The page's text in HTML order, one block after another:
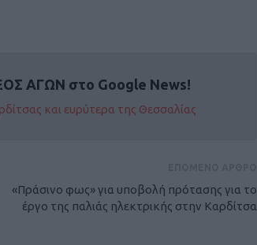
ΑΓΩΝ στο Google News!
και ευρύτερα της Θεσσαλίας
«Πράσινο φως» για υποβολή πρότασης για το
έργο της παλιάς ηλεκτρικής στην Καρδίτσα